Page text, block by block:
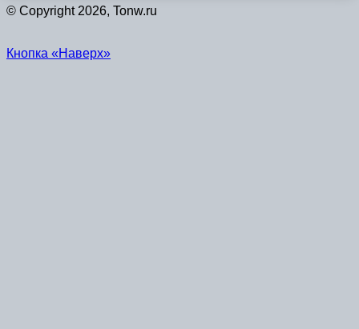
© Copyright 2026, Tonw.ru
Кнопка «Наверх»